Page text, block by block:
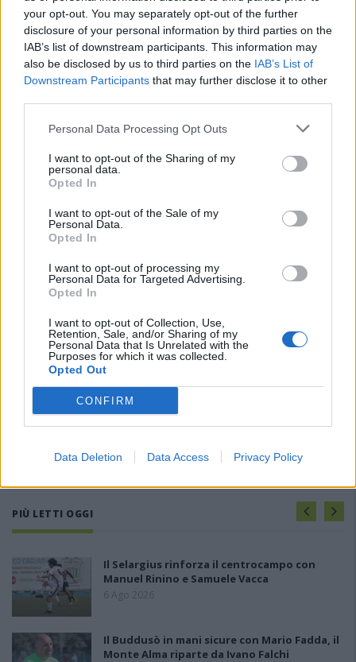
your opt-out. You may separately opt-out of the further
disclosure of your personal information by third parties on the
IAB’s list of downstream participants. This information may
also be disclosed by us to third parties on the IAB’s List of
Downstream Participants that may further disclose it to other
Personal Data Processing Opt Outs
I want to opt-out of the Sharing of my
personal data.
Opted In
I want to opt-out of the Sale of my
Personal Data.
Opted In
I want to opt-out of processing my
Personal Data for Targeted Advertising.
Opted In
I want to opt-out of Collection, Use,
Retention, Sale, and/or Sharing of my
Personal Data that Is Unrelated with the
Purposes for which it was collected.
Opted Out
CONFIRM
Data Deletion Data Access Privacy Policy
PIÙ LETTI OGGI
Il Selargius rinforza il centrocampo con
Manuel Rinino e Samuele Vacca
6 Ago 2026
Il Buddusò in mani sicure con Mario Fadda, il
Monte Alma riparte da Ivano Falchi